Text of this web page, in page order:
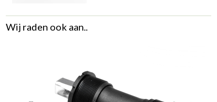
Wij raden ook aan..